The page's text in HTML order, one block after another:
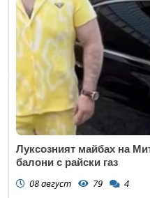
Луксозният майбах на
балони с райски газ
08 август 79 4